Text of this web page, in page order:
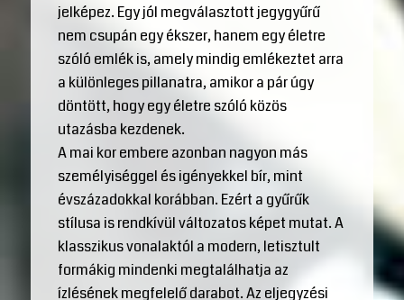
jelképez. Egy jól megválasztott jegygyűrű
nem csupán egy ékszer, hanem egy életre
szóló emlék is, amely mindig emlékeztet arra
a különleges pillanatra, amikor a pár úgy
döntött, hogy egy életre szóló közös
utazásba kezdenek.
A mai kor embere azonban nagyon más
személyiséggel és igényekkel bír, mint
évszázadokkal korábban. Ezért a gyűrűk
stílusa is rendkívül változatos képet mutat. A
klasszikus vonalaktól a modern, letisztult
formákig mindenki megtalálhatja az
ízlésének megfelelő darabot. Az eljegyzési